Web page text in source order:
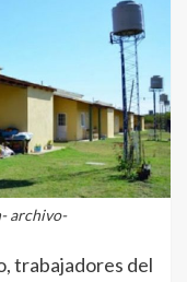
archivo-
trabajadores del